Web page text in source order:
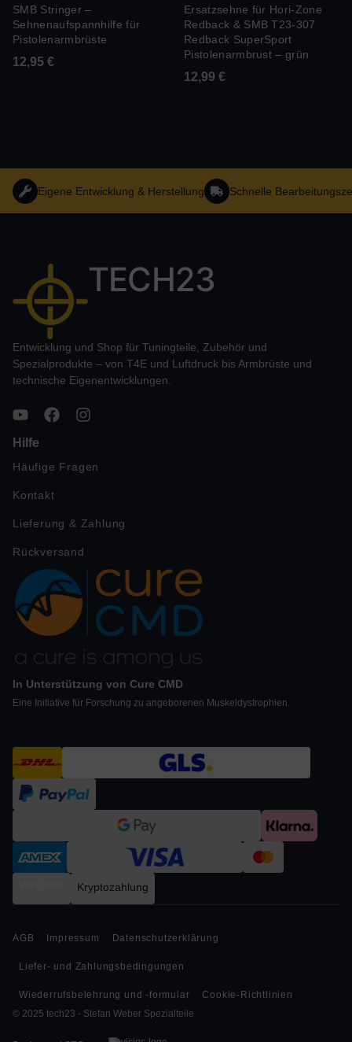
SMB Stringer –
Sehnenaufspannhilfe für
Pistolenarmbrüste
12,95 €
Ersatzsehne für Hori-Zone
Redback & SMB T23-307
Redback SuperSport
Pistolenarmbrust – grün
12,99 €
Eigene Entwicklung & Herstellung Schnelle
TECH23
Entwicklung und Shop für Tuningteile, Zubehör und
Spezialprodukte – von T4E und Luftdruck bis Armbrüste und
technische Eigenentwicklungen.
Hilfe
Häufige Fragen
Kontakt
Lieferung & Zahlung
Rückversand
In Unterstützung von Cure CMD
Eine Initiative für Forschung zu angeborenen Muskeldystrophien.
Kryptozahlung
© 2025 tech23 - Stefan Weber Spezialteile
AGB Impressum Datenschutzerklärung
Liefer- und Zahlungsbedingungen
Wiederrufsbelehrung und -formular Cookie-Richtlinien